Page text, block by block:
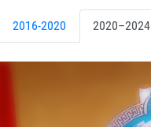
2016-2020 2020–2024